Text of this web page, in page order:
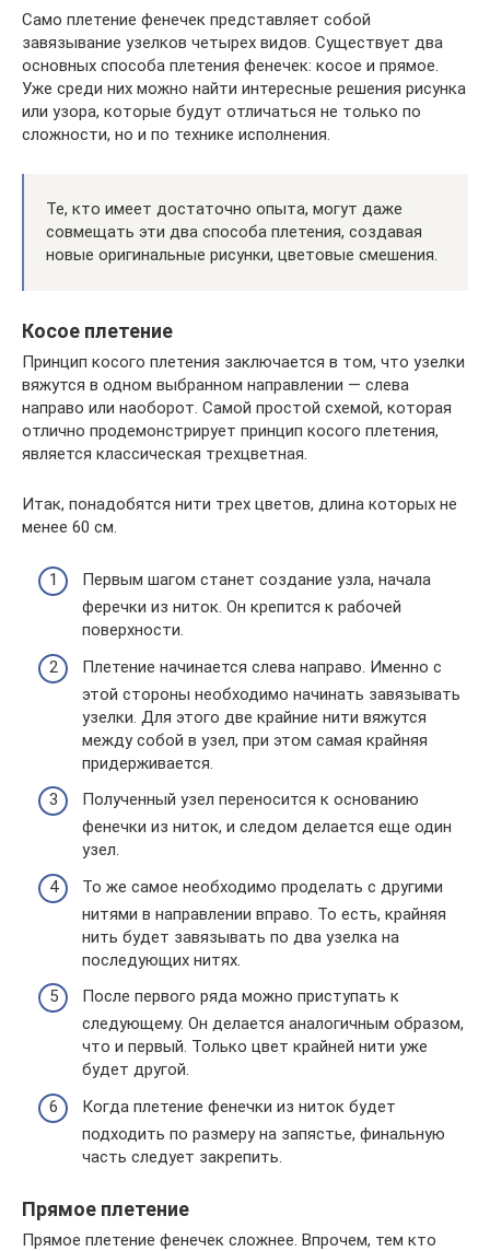
Само плетение фенечек представляет собой
завязывание узелков четырех видов. Существует два
основных способа плетения фенечек: косое и прямое.
Уже среди них можно найти интересные решения рисунка
или узора, которые будут отличаться не только по
сложности, но и по технике исполнения.
Те, кто имеет достаточно опыта, могут даже
совмещать эти два способа плетения, создавая
новые оригинальные рисунки, цветовые смешения.
Косое плетение
Принцип косого плетения заключается в том, что узелки
вяжутся в одном выбранном направлении — слева
направо или наоборот. Самой простой схемой, которая
отлично продемонстрирует принцип косого плетения,
является классическая трехцветная.
Итак, понадобятся нити трех цветов, длина которых не
менее 60 см.
Первым шагом станет создание узла, начала
феречки из ниток. Он крепится к рабочей
поверхности.
Плетение начинается слева направо. Именно с
этой стороны необходимо начинать завязывать
узелки. Для этого две крайние нити вяжутся
между собой в узел, при этом самая крайняя
придерживается.
Полученный узел переносится к основанию
фенечки из ниток, и следом делается еще один
узел.
То же самое необходимо проделать с другими
нитями в направлении вправо. То есть, крайняя
нить будет завязывать по два узелка на
последующих нитях.
После первого ряда можно приступать к
следующему. Он делается аналогичным образом,
что и первый. Только цвет крайней нити уже
будет другой.
Когда плетение фенечки из ниток будет
подходить по размеру на запястье, финальную
часть следует закрепить.
Прямое плетение
Прямое плетение фенечек сложнее. Впрочем, тем кто